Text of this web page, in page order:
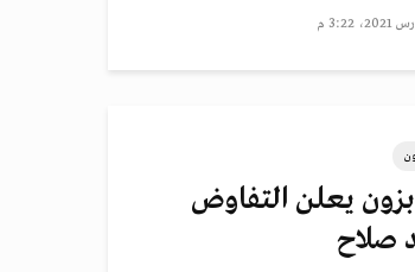
يعلن التفاوض
صلاح